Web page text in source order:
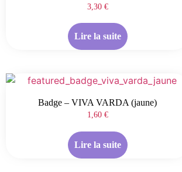
3,30 €
Lire la suite
Badge – VIVA VARDA (jaune)
1,60 €
Lire la suite